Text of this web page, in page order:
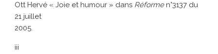
Ott Hervé « Joie et humour » dans Réforme n°3137 du
21 juillet
2005.
iii